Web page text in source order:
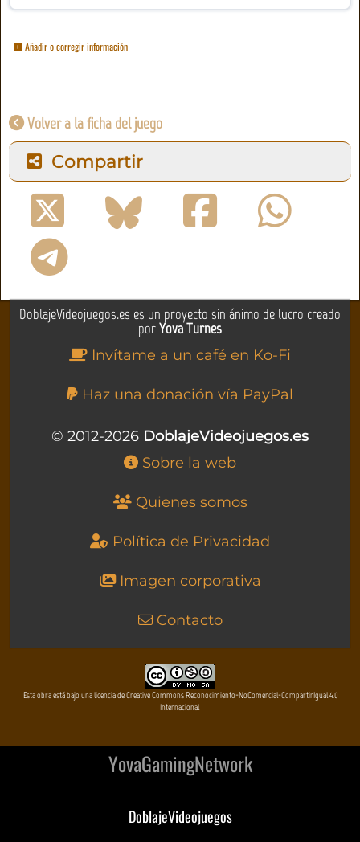
Añadir o corregir información
Volver a la ficha del juego
Compartir
DoblajeVideojuegos.es es un proyecto sin ánimo de lucro creado
porYova Turnes
Invítame a un café en Ko-Fi
Haz una donación vía PayPal
© 2012-2026 DoblajeVideojuegos.es
Sobre la web
Quienes somos
Política de Privacidad
Imagen corporativa
Contacto
Esta obra está bajo una licencia de Creative Commons Reconocimiento-NoComercial-CompartirIgual 4.0
Internacional
YovaGamingNetwork
DoblajeVideojuegos